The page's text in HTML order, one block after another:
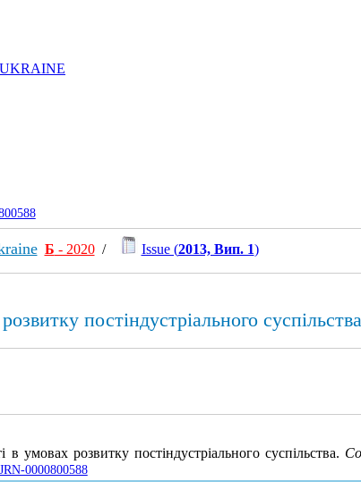
Б - 2020/ Issue (2013, Вип. 1)
постіндустріального суспільства
розвитку постіндустріального суспільства.
0000800588